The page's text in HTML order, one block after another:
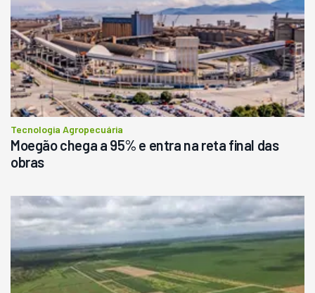
R$ 145.000
Consultar
Tecnologia Agropecuária
Moegão chega a 95% e entra na reta final das
obras